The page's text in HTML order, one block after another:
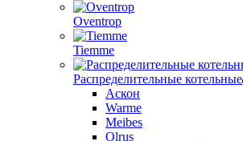
Oventrop
Tiemme
Распределительные котельные
Аскон
Warme
Meibes
Olrus